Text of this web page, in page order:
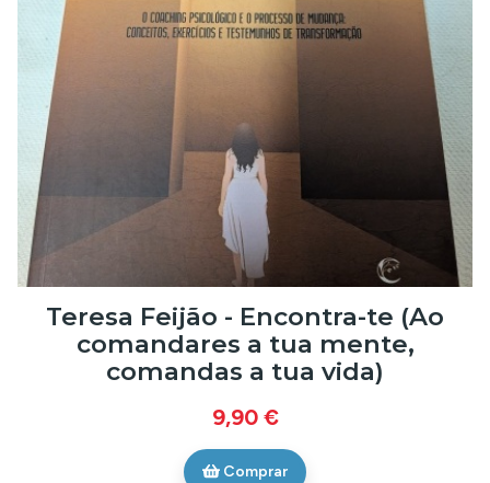
Teresa Feijão - Encontra-te (Ao
comandares a tua mente,
comandas a tua vida)
9,90 €
Comprar